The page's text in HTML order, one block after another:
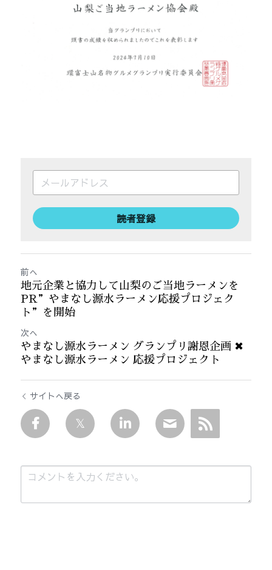
読者登録
前へ
地元企業と協力して山梨のご当地ラーメンを
PR”やまなし源水ラーメン応援プロジェク
ト”を開始
次へ
やまなし源水ラーメン グランプリ謝恩企画 ✖
やまなし源水ラーメン 応援プロジェクト
サイトへ戻る